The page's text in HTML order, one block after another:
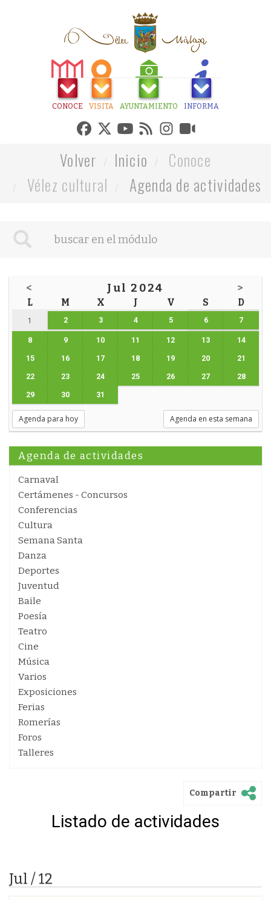
CONOCE VISITA AYUNTAMIENTO INFORMA
Volver Inicio
Conoce
Vélez cultural
Agenda de actividades
< Jul 2024 >
L M X J V S D
1 2 3 4 5 6 7
8 9 10 11 12 13 14
15 16 17 18 19 20 21
22 23 24 25 26 27 28
29 30 31
Agenda para hoy Agenda en esta semana
Agenda de actividades
Carnaval
Certámenes - Concursos
Conferencias
Cultura
Semana Santa
Danza
Deportes
Juventud
Baile
Poesía
Teatro
Cine
Música
Varios
Exposiciones
Ferias
Romerías
Foros
Talleres
Compartir
Listado de actividades
Jul / 12